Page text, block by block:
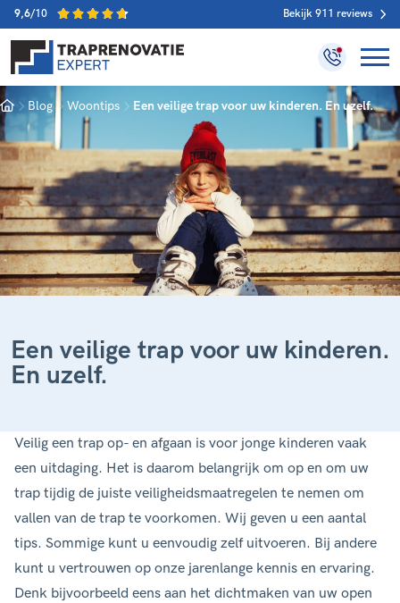
9,6/10 Bekijk 911 reviews
Home
Blog Woontips Een veilige trap voor uw kinderen. En uzelf.
Een veilige trap voor uw kinderen.
En uzelf.
Veilig een trap op- en afgaan is voor jonge kinderen vaak
een uitdaging. Het is daarom belangrijk om op en om uw
trap tijdig de juiste veiligheidsmaatregelen te nemen om
vallen van de trap te voorkomen. Wij geven u een aantal
tips. Sommige kunt u eenvoudig zelf uitvoeren. Bij andere
kunt u vertrouwen op onze jarenlange kennis en ervaring.
Denk bijvoorbeeld eens aan het dichtmaken van uw open